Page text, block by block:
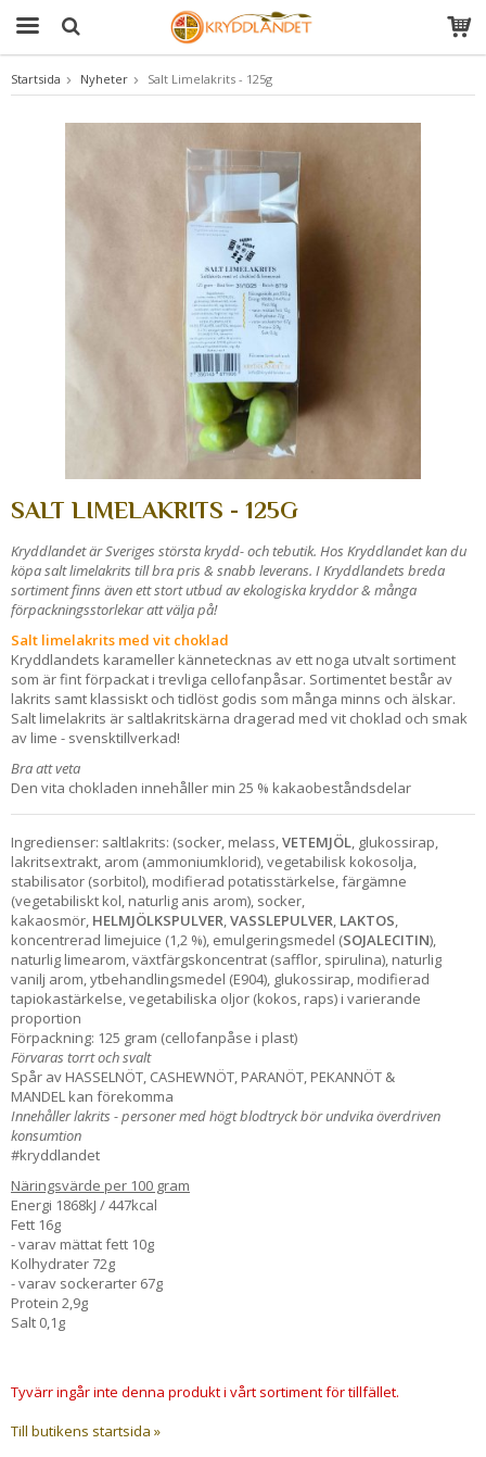
Produkten har blivit tillagd i varukorgen
Startsida Nyheter Salt Limelakrits - 125g
SALT LIMELAKRITS - 125G
Kryddlandet är Sveriges största krydd- och tebutik. Hos Kryddlandet kan du
köpa salt limelakrits till bra pris & snabb leverans. I Kryddlandets breda
sortiment finns även ett stort utbud av ekologiska kryddor & många
förpackningsstorlekar att välja på!
Salt limelakrits med vit choklad
Kryddlandets karameller kännetecknas av ett noga utvalt sortiment
som är fint förpackat i trevliga cellofanpåsar. Sortimentet består av
lakrits samt klassiskt och tidlöst godis som många minns och älskar.
Salt limelakrits är saltlakritskärna dragerad med vit choklad och smak
av lime - svensktillverkad!
Bra att veta
Den vita chokladen innehåller min 25 % kakaobeståndsdelar
Ingredienser: saltlakrits: (socker, melass,VETEMJÖL, glukossirap,
lakritsextrakt, arom (ammoniumklorid), vegetabilisk kokosolja,
stabilisator (sorbitol), modifierad potatisstärkelse, färgämne
(vegetabiliskt kol, naturlig anis arom), socker,
kakaosmör, HELMJÖLKSPULVER,VASSLEPULVER, LAKTOS,
koncentrerad limejuice (1,2 %), emulgeringsmedel (SOJALECITIN),
naturlig limearom, växtfärgskoncentrat (safflor, spirulina), naturlig
vanilj arom, ytbehandlingsmedel (E904), glukossirap, modifierad
tapiokastärkelse, vegetabiliska oljor (kokos, raps) i varierande
proportion
Förpackning: 125 gram (cellofanpåse i plast)
Förvaras torrt och svalt
Spår av HASSELNÖT, CASHEWNÖT, PARANÖT, PEKANNÖT &
MANDEL kan förekomma
Innehåller lakrits - personer med högt blodtryck bör undvika överdriven
konsumtion
#kryddlandet
Näringsvärde per 100 gram
Energi 1868kJ / 447kcal
Fett 16g
- varav mättat fett 10g
Kolhydrater 72g
- varav sockerarter 67g
Protein 2,9g
Salt 0,1g
Tyvärr ingår inte denna produkt i vårt sortiment för tillfället.
Till butikens startsida »